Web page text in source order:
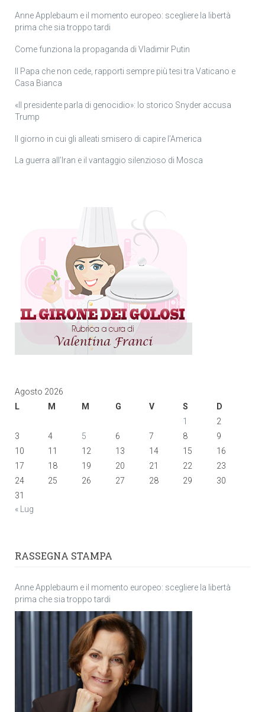
Anne Applebaum e il momento europeo: scegliere la libertà
prima che sia troppo tardi
Come funziona la propaganda di Vladimir Putin
Il Papa che non cede, rapporti sempre più tesi tra Vaticano e
Casa Bianca
«Il presidente parla di genocidio»: lo storico Snyder accusa
Trump
Il giorno in cui gli alleati smisero di capire l’America
La guerra all’Iran e il vantaggio silenzioso di Mosca
Agosto 2026
L
M M G V S
D
1
2
3
4 5 6 7 8
9
10
11 12 13 14 15
16
17
18 19 20 21 22
23
24
25 26 27 28 29
30
31
« Lug
RASSEGNA STAMPA
Anne Applebaum e il momento europeo: scegliere la libertà
prima che sia troppo tardi